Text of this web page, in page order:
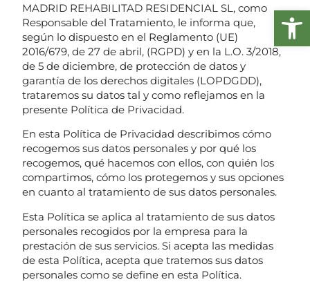
MADRID REHABILITAD RESIDENCIAL SL, como
Responsable del Tratamiento, le informa que,
según lo dispuesto en el Reglamento (UE)
2016/679, de 27 de abril, (RGPD) y en la L.O. 3/2018,
de 5 de diciembre, de protección de datos y
garantía de los derechos digitales (LOPDGDD),
trataremos su datos tal y como reflejamos en la
presente Política de Privacidad.
En esta Política de Privacidad describimos cómo
recogemos sus datos personales y por qué los
recogemos, qué hacemos con ellos, con quién los
compartimos, cómo los protegemos y sus opciones
en cuanto al tratamiento de sus datos personales.
Esta Política se aplica al tratamiento de sus datos
personales recogidos por la empresa para la
prestación de sus servicios. Si acepta las medidas
de esta Política, acepta que tratemos sus datos
personales como se define en esta Política.